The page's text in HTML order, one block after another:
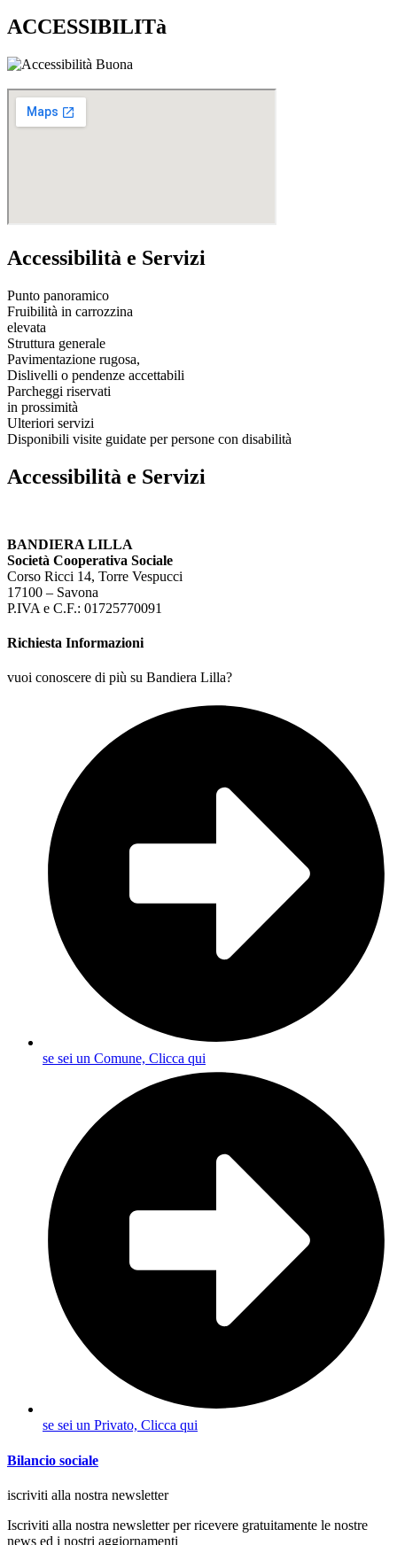
ACCESSIBILITà
Accessibilità e Servizi
Punto panoramico
Fruibilità in carrozzina
elevata
Struttura generale
Pavimentazione rugosa,
Dislivelli o pendenze accettabili
Parcheggi riservati
in prossimità
Ulteriori servizi
Disponibili visite guidate per persone con disabilità
Accessibilità e Servizi
BANDIERA LILLA
Società Cooperativa Sociale
Corso Ricci 14, Torre Vespucci
17100 – Savona
P.IVA e C.F.: 01725770091
Richiesta Informazioni
vuoi conoscere di più su Bandiera Lilla?
se sei un Comune, Clicca qui
se sei un Privato, Clicca qui
Bilancio sociale
iscriviti alla nostra newsletter
Iscriviti alla nostra newsletter per ricevere gratuitamente le nostre
news ed i nostri aggiornamenti